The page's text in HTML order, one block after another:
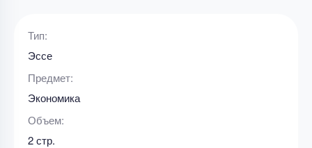
Тип:
Эссе
Предмет:
Экономика
Объем:
2 стр.